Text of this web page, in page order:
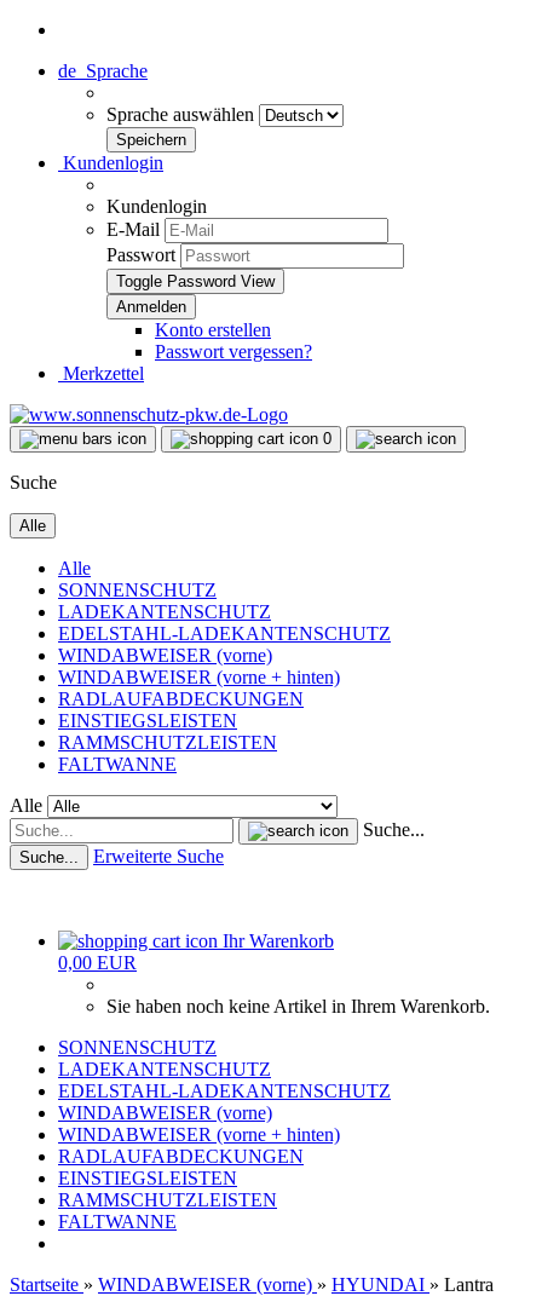
de Sprache
Sprache auswählen
Kundenlogin
Kundenlogin
E-Mail
Passwort
Toggle Password View
Konto erstellen
Passwort vergessen?
Merkzettel
0
Suche
Alle
Alle
SONNENSCHUTZ
LADEKANTENSCHUTZ
EDELSTAHL-LADEKANTENSCHUTZ
WINDABWEISER (vorne)
WINDABWEISER (vorne + hinten)
RADLAUFABDECKUNGEN
EINSTIEGSLEISTEN
RAMMSCHUTZLEISTEN
FALTWANNE
Alle
Suche...
Suche... Erweiterte Suche
Ihr Warenkorb
0,00 EUR
Sie haben noch keine Artikel in Ihrem Warenkorb.
SONNENSCHUTZ
LADEKANTENSCHUTZ
EDELSTAHL-LADEKANTENSCHUTZ
WINDABWEISER (vorne)
WINDABWEISER (vorne + hinten)
RADLAUFABDECKUNGEN
EINSTIEGSLEISTEN
RAMMSCHUTZLEISTEN
FALTWANNE
Startseite » WINDABWEISER (vorne) » HYUNDAI » Lantra